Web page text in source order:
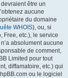
être un
aucune
du domaine
WHOIS), ou, si
Free, etc.), le service
absolument aucune
de comment,
Limited pour tout
diffamatoire, etc.) qui
ou le logiciel